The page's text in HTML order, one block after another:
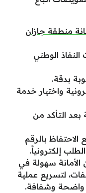
منطقة جازان
الوطني
بدقة.
واختيار خدمة
التأكد من
الاحتفاظ بالرقم
إلكترونياً.
سهولة في
لتسريع عملية
وشفافة.